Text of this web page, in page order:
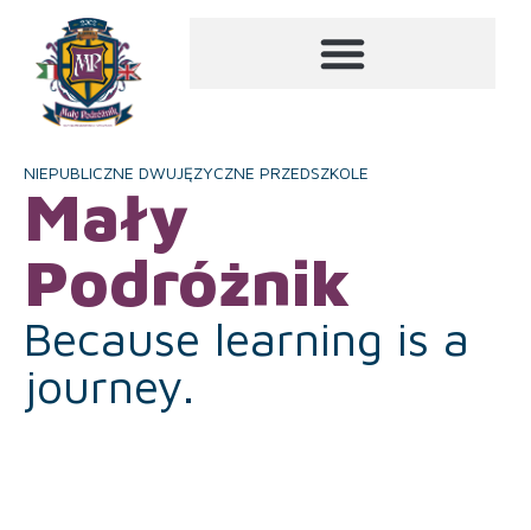
NIEPUBLICZNE DWUJĘZYCZNE PRZEDSZKOLE
Mały
Podróżnik
Because learning is a
journey.